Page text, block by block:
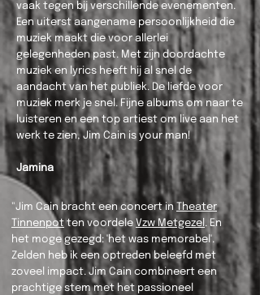
vaak tegen bij verschillende evenementen.
Een uiterst aangename persoonlijkheid die
muziek maakt die voor allerlei
gelegenheden past. Met zijn doordachte
muziek en lyrics heeft hij al snel de
aandacht van het publiek. De liefde voor
muziek merk je snel. Fijne albums om naar te
luisteren en een top artiest om live aan het
werk te zien, Jim Cain is your man!
Jamina
"Jim Cain bracht een concert in Theater
Tinnenpotten voordele Vzw Metgezel . En
het moge gezegd: 'het was memorabel'.
Zelden heb ik een optreden beleefd met
zoveel impact. Jim Cain combineert een
prachtige stem met het passioneel